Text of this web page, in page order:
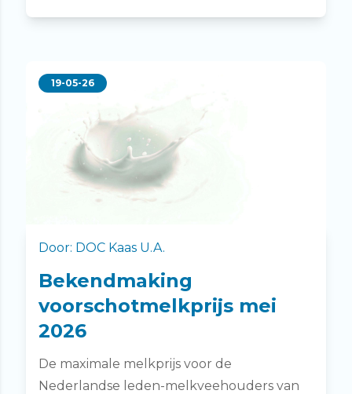
19-05-26
Door: DOC Kaas U.A.
Bekendmaking
voorschotmelkprijs mei
2026
De maximale melkprijs voor de
Nederlandse leden-melkveehouders van